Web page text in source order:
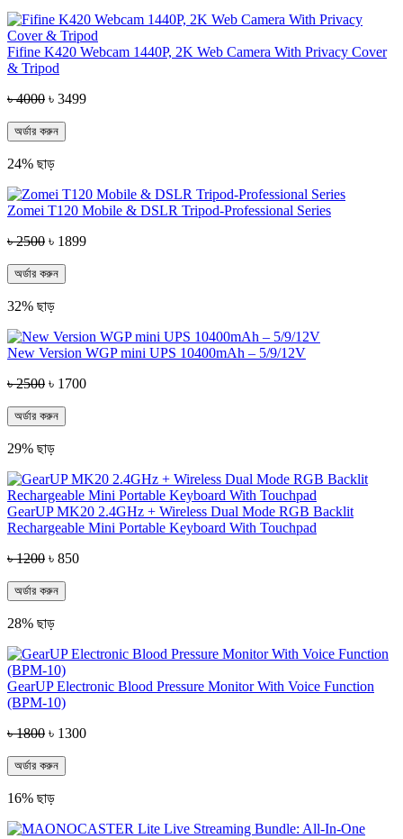
Fifine K420 Webcam 1440P, 2K Web Camera With Privacy Cover
& Tripod
৳ 4000 ৳ 3499
অর্ডার করুন
24% ছাড়
Zomei T120 Mobile & DSLR Tripod-Professional Series
৳ 2500 ৳ 1899
অর্ডার করুন
32% ছাড়
New Version WGP mini UPS 10400mAh – 5/9/12V
৳ 2500 ৳ 1700
অর্ডার করুন
29% ছাড়
GearUP MK20 2.4GHz + Wireless Dual Mode RGB Backlit
Rechargeable Mini Portable Keyboard With Touchpad
৳ 1200 ৳ 850
অর্ডার করুন
28% ছাড়
GearUP Electronic Blood Pressure Monitor With Voice Function
(BPM-10)
৳ 1800 ৳ 1300
অর্ডার করুন
16% ছাড়